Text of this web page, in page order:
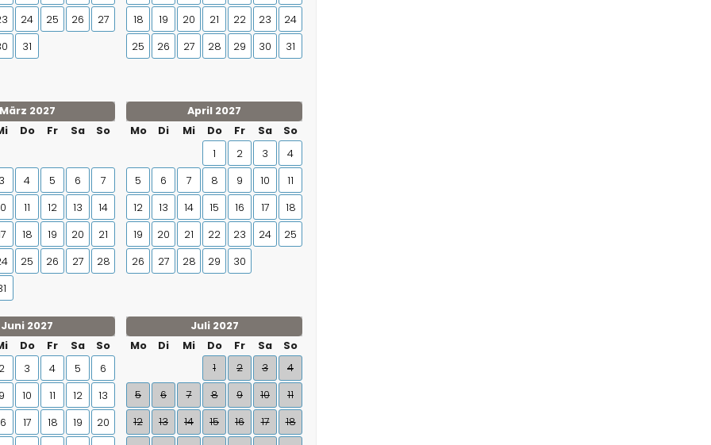
24 25 26
27
31
18
19 20 21 22 23
24
25
26 27 28 29 30 31
März 2027
Do Fr Sa So
3 4 5 6
7
11 12 13
14
18 19 20
21
25 26 27
28
April 2027
Mo
Di Mi Do Fr Sa
So
1
2 3
4
5
6 7 8 9 10
11
12
13 14 15 16 17
18
19
20 21 22 23 24
25
26
27 28 29 30
Juni 2027
Do Fr Sa
So
2 3 4 5
6
9 10 11 12
13
17 18 19
20
Juli 2027
Mo
Di Mi Do Fr Sa
So
1
2 3
4
5
6 7 8 9 10
11
12
13 14 15 16 17
18